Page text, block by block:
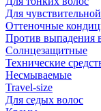
Для
Оттеночные
Против выпадения
Солнцезащитные
Технические
Несмываемые
Travel-size
Для седых волос